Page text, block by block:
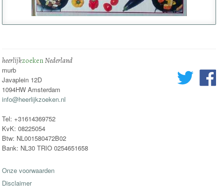
heerlijkzoekenNederland
murb
Javaplein 12D
1094HW Amsterdam
info@heerlijkzoeken.nl
Tel: +31614369752
KvK: 08225054
Btw: NL001580472B02
Bank: NL30 TRIO 0254651658
Onze voorwaarden
Disclaimer